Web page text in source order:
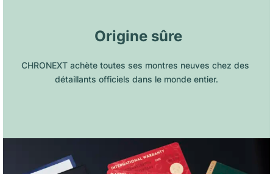
Origine sûre
CHRONEXT achète toutes ses montres neuves chez des
détaillants officiels dans le monde entier.